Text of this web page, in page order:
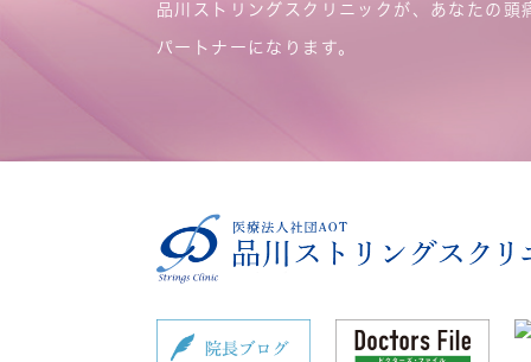
品川ストリングスクリニックが、あなたの頭
パートナーになります。